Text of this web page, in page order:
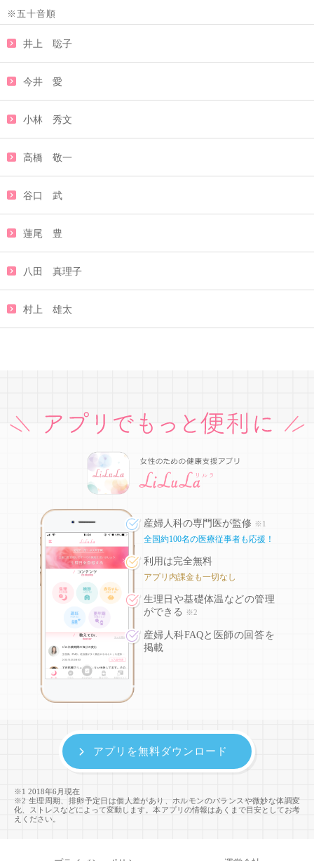
※五十音順
井上 聡子
今井 愛
小林 秀文
高橋 敬一
谷口 武
蓮尾 豊
八田 真理子
村上 雄太
産婦人科の専門医が監修 ※1
全国約100名の医療従事者も応援！
利用は完全無料
アプリ内課金も一切なし
生理日や基礎体温などの管理
ができる
※2
産婦人科FAQと医師の回答を
掲載
※1 2018年6月現在
※2 生理周期、排卵予定日は個人差があり、ホルモンのバランスや微妙な体調変
化、ストレスなどによって変動します。本アプリの情報はあくまで目安としてお考
えください。
アプリを無料ダウンロード